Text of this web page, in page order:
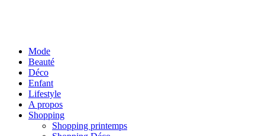
Mode
Beauté
Déco
Enfant
Lifestyle
A propos
Shopping
Shopping printemps